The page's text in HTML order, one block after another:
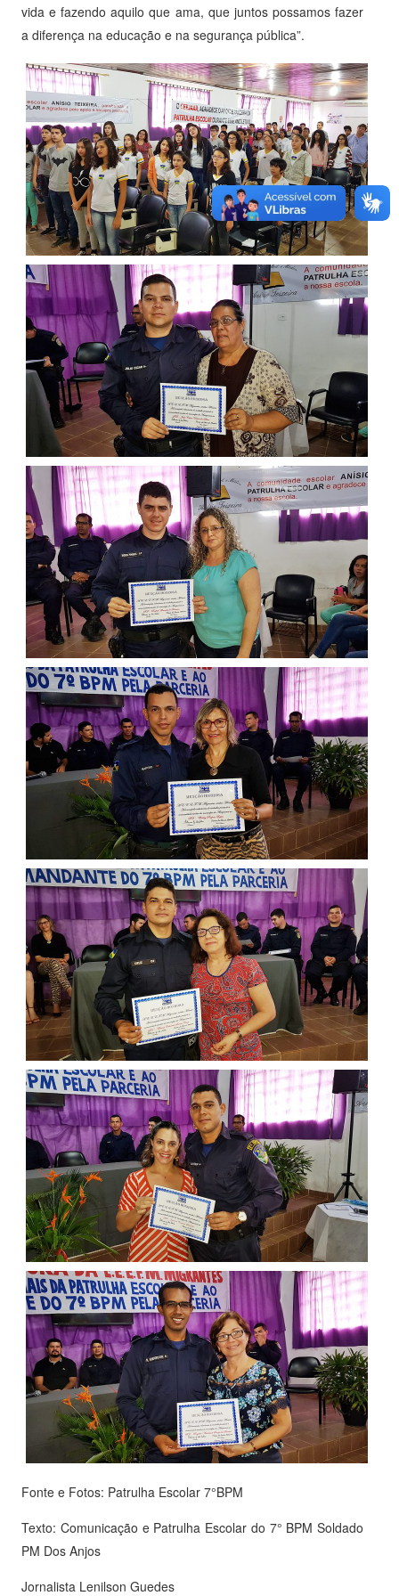
vida e fazendo aquilo que ama, que juntos possamos fazer
a diferença na educação e na segurança pública”.
Fonte e Fotos: Patrulha Escolar 7°BPM
Texto: Comunicação e Patrulha Escolar do 7° BPM Soldado
PM Dos Anjos
Jornalista Lenilson Guedes